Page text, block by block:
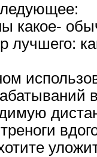
какое-
лучшего: